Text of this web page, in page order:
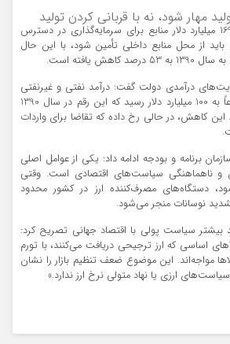
مهار شود، نه با قربانی کردن تولید
وی افزود: سالانه حدود 169 میلیارد دلار منابع برای سرمایه‌گذاری در دسترس
از محل منابع داخلی تأمین شود، با این حال
یافته است.
درآمدی دولت گفت: درآمد نفتی و غیرنفتی
کشور در سال 1401 مجموعاً به 100 میلیارد دلار رسید که این رقم در سال 1390
دلار بود. این کاهش، در حالی رخ داده که تقاضا برای واردات
برنامه و بودجه ادامه داد: یکی از عوامل اصلی
و ناهماهنگی سیاست‌های اقتصادی است. وقتی
دستگاه‌های مصرف‌کننده ارز در کشور محدود
نوسانات منجر می‌شود.
بیشتر سیاست پولی با اقتصاد جهانی تصریح کرد:
اساسی که ارز ترجیحی دریافت می‌کنند، با تورم
مواجه‌اند. این موضوع ضعف تنظیم بازار را نشان
ارزی یا نهاد متولی نرخ ارز ندارد.»